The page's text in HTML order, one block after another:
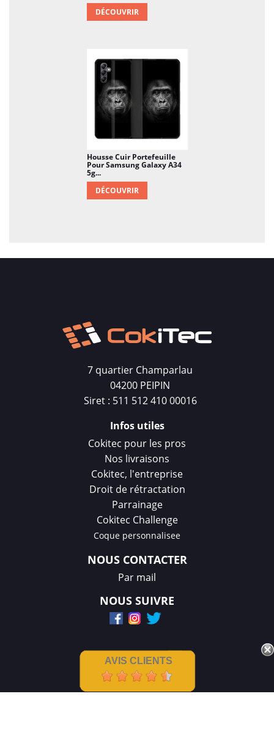
DÉCOUVRIR
Housse Cuir Portefeuille
Pour Samsung Galaxy A34
5g...
DÉCOUVRIR
7 quartier Champarlau
04200 PEIPIN
Siret : 511 512 410 00016
Infos utiles
Cokitec pour les pros
Nos livraisons
Cokitec, l'entreprise
Droit de rétractation
Parrainage
Cokitec Challenge
Coque personnalisee
NOUS CONTACTER
Par mail
NOUS SUIVRE
AVIS CLIENTS